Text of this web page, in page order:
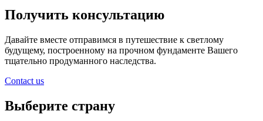
Получить консультацию
Давайте вместе отправимся в путешествие к светлому
будущему, построенному на прочном фундаменте Вашего
тщательно продуманного наследства.
Contact us
Выберите страну